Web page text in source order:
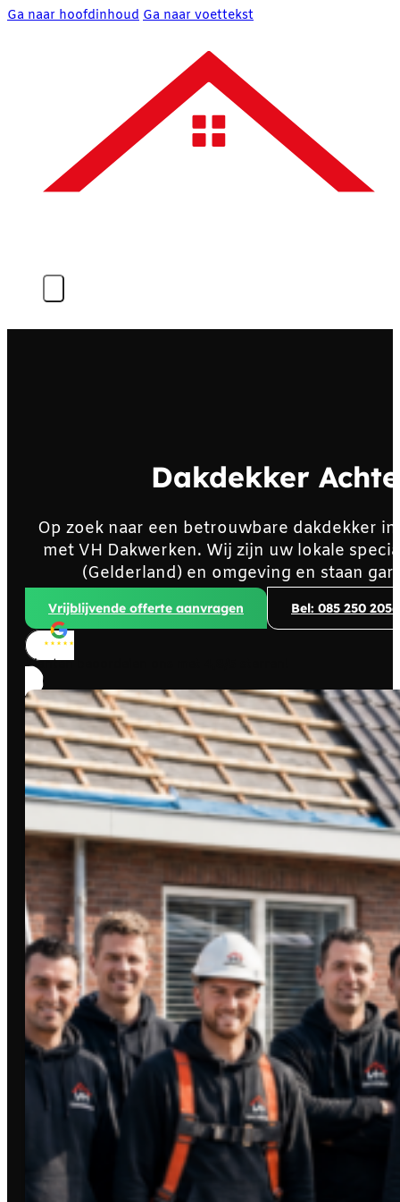
Ga naar hoofdinhoud Ga naar voettekst
Dakdekker
Op zoek naar een betrouwbare dakdekker
met VH Dakwerken. Wij zijn uw lokale
(Gelderland) en omgeving en staan
Vrijblijvende offerte aanvragen Bel: 085 250 2056
Klanten beoordelen ons met